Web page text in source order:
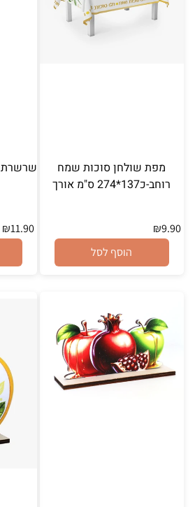
מפת שולחן סוכות שמח
רוחב-כ137*274 ס"מ אורך
₪9.90
הוסף לסל
₪11.90